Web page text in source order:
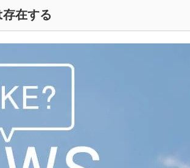
在する